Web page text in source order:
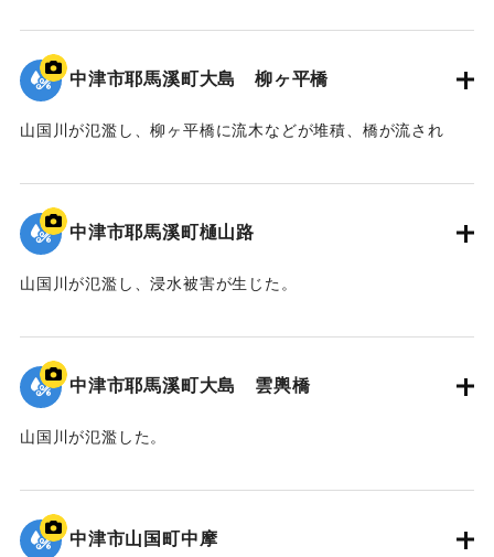
｜固有コード:09922042
中津市耶馬溪町大島 柳ヶ平橋
山国川が氾濫し、柳ヶ平橋に流木などが堆積、橋が流され
｜固有コード:
中津市耶馬溪町樋山路
山国川が氾濫し、浸水被害が生じた。
｜固有コード:09922040
中津市耶馬溪町大島 雲輿橋
山国川が氾濫した。
｜固有コード:09922039
中津市山国町中摩